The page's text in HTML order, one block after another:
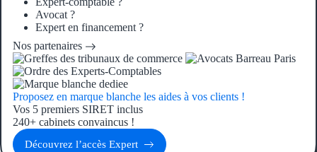
Avocat ?
Expert en financement ?
Nos partenaires
Proposez en marque blanche les aides à vos clients !
Vos 5 premiers SIRET inclus
240+ cabinets convaincus !
Découvrez l’accès Expert